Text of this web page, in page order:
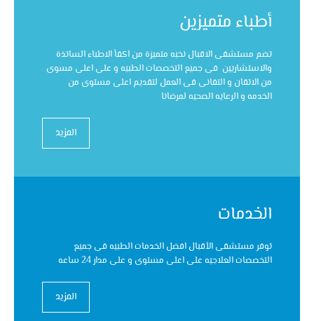
أطباء متميزين
تضم مستشفى الاقبال نخبه متميزة من اكفأ الاطباء الساتذة
والاستشاريين فى جميع التخصصات الطبيه و على اعلى مسوى
من الاتقان و التفانى فى العمل لتقديم اعلى مستوى من
الخدمه و الرعايه الصحيه لمرضانا
المزيد
الخدمات
توفر مستشفى الأقبال افضل الخدمات الطبيه فى جميع
التخصصات العلاجيه على اعلى مستوى و على مدار 24 ساعه
المزيد